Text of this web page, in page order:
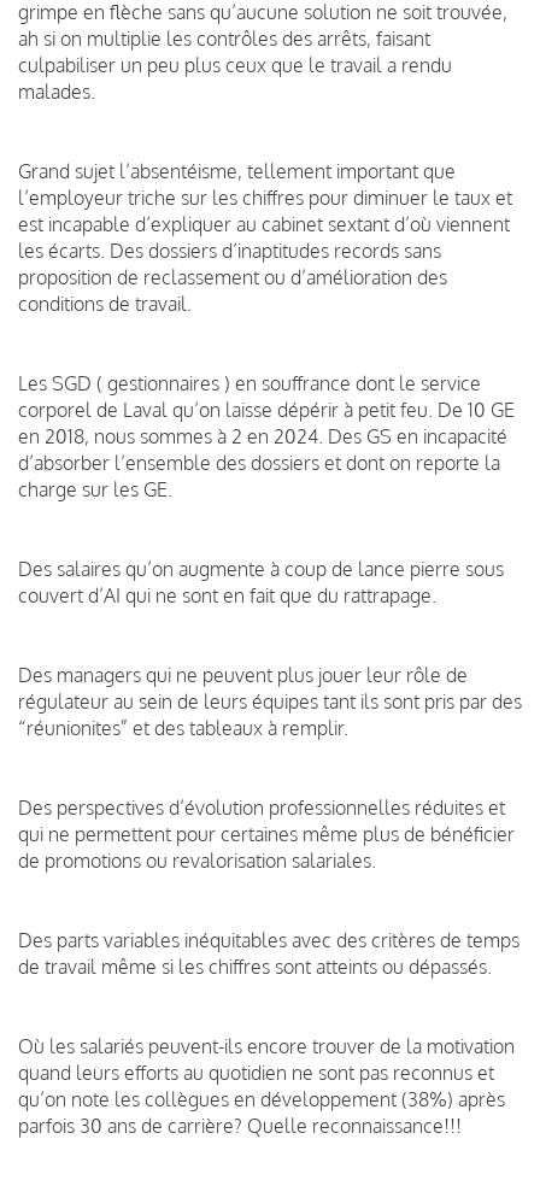
grimpe en flèche sans qu’aucune solution ne soit trouvée,
ah si on multiplie les contrôles des arrêts, faisant
culpabiliser un peu plus ceux que le travail a rendu
malades.
Grand sujet l’absentéisme, tellement important que
l’employeur triche sur les chiffres pour diminuer le taux et
est incapable d’expliquer au cabinet sextant d’où viennent
les écarts. Des dossiers d’inaptitudes records sans
proposition de reclassement ou d’amélioration des
conditions de travail.
Les SGD ( gestionnaires ) en souffrance dont le service
corporel de Laval qu’on laisse dépérir à petit feu. De 10 GE
en 2018, nous sommes à 2 en 2024. Des GS en incapacité
d’absorber l’ensemble des dossiers et dont on reporte la
charge sur les GE.
Des salaires qu’on augmente à coup de lance pierre sous
couvert d’AI qui ne sont en fait que du rattrapage.
Des managers qui ne peuvent plus jouer leur rôle de
régulateur au sein de leurs équipes tant ils sont pris par des
“réunionites” et des tableaux à remplir.
Des perspectives d’évolution professionnelles réduites et
qui ne permettent pour certaines même plus de bénéficier
de promotions ou revalorisation salariales.
Des parts variables inéquitables avec des critères de temps
de travail même si les chiffres sont atteints ou dépassés.
Où les salariés peuvent-ils encore trouver de la motivation
quand leurs efforts au quotidien ne sont pas reconnus et
qu’on note les collègues en développement (38%) après
parfois 30 ans de carrière? Quelle reconnaissance!!!